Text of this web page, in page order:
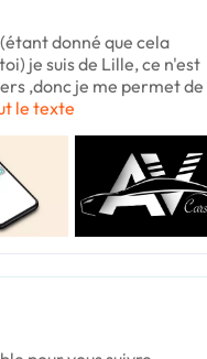
donné que cela
je suis de Lille, ce n'est
,donc je me permet de
le texte